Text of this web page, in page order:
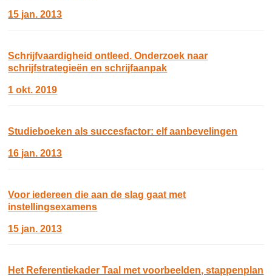
15 jan. 2013
Schrijfvaardigheid ontleed. Onderzoek naar
schrijfstrategieën en schrijfaanpak
1 okt. 2019
Studieboeken als succesfactor: elf aanbevelingen
16 jan. 2013
Voor iedereen die aan de slag gaat met
instellingsexamens
15 jan. 2013
Het Referentiekader Taal met voorbeelden, stappenplan